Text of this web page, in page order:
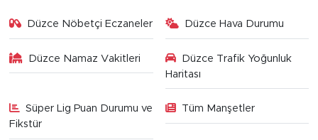
Düzce Nöbetçi Eczaneler Düzce Hava Durumu
Düzce Namaz Vakitleri
Düzce Trafik Yoğunluk
Haritası
Süper Lig Puan Durumu ve
Fikstür
Tüm Manşetler